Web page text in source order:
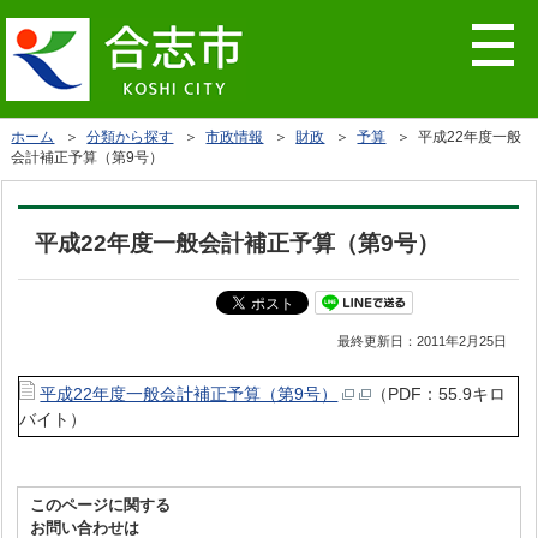
ホーム ＞分類から探す ＞市政情報 ＞財政 ＞予算 ＞ 平成22年度一般
会計補正予算（第9号）
平成22年度一般会計補正予算（第9号）
最終更新日：2011年2月25日
平成22年度一般会計補正予算（第9号）
（PDF：55.9キロ
バイト）
このページに関する
お問い合わせは